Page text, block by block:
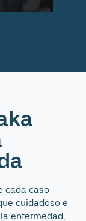
cada caso
cuidadoso e
enfermedad,